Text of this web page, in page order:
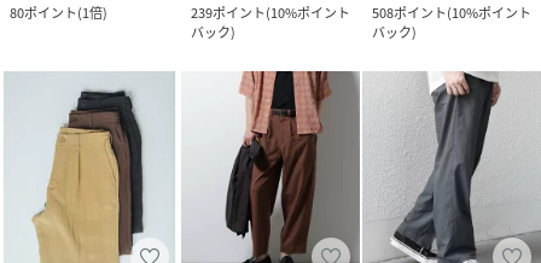
80ポイント(1倍)
239ポイント(10%ポイント
バック)
508ポイント(10%ポイント
バック)